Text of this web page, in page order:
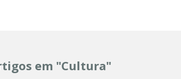
em "Cultura"